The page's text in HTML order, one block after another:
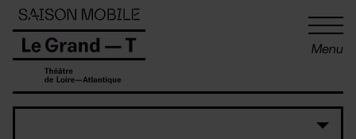
Menu
Panneau de gestion des cookies